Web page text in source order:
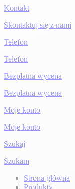
Kontakt
Skontaktuj się z nami
Telefon
Telefon
Bezpłatna wycena
Bezpłatna wycena
Moje konto
Moje konto
Szukaj
Szukam
Strona główna
Produkty